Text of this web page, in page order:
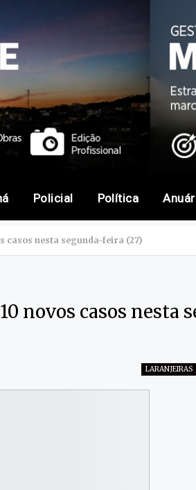
Policial Política
casos nesta segunda-feira (27)
novos casos nesta
LARANJEIRAS